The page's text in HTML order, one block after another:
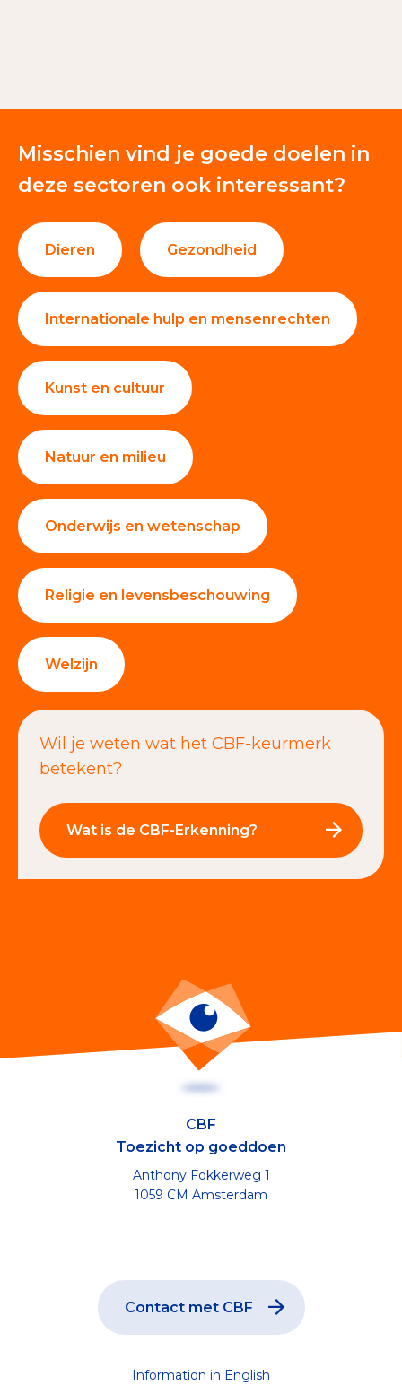
Misschien vind je goede doelen in
deze sectoren ook interessant?
Dieren Gezondheid
Internationale hulp en mensenrechten
Kunst en cultuur
Natuur en milieu
Onderwijs en wetenschap
Religie en levensbeschouwing
Welzijn
Wil je weten wat het CBF-keurmerk
betekent?
Wat is de CBF-Erkenning?
CBF
Toezicht op goeddoen
Anthony Fokkerweg 1
1059 CM Amsterdam
Contact met CBF
Information in English